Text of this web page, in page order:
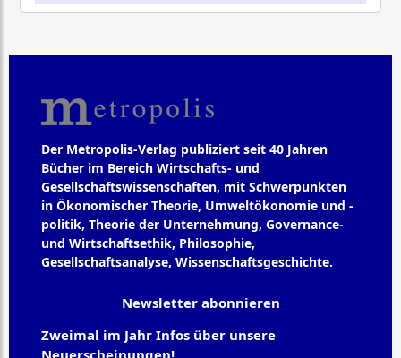
Der Metropolis-Verlag publiziert seit 40 Jahren
Bücher im Bereich Wirtschafts- und
Gesellschaftswissenschaften, mit Schwerpunkten
in Ökonomischer Theorie, Umweltökonomie und -
politik, Theorie der Unternehmung, Governance-
und Wirtschaftsethik, Philosophie,
Gesellschaftsanalyse, Wissenschaftsgeschichte.
Newsletter abonnieren
Zweimal im Jahr Infos über unsere